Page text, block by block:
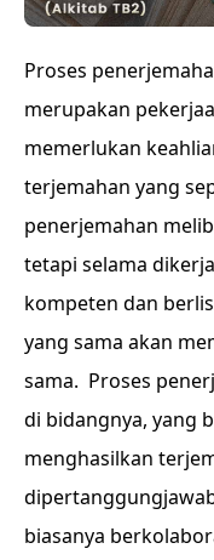
Proses
merupakan
memerlukan
terjemahan yang
penerjemahan
tetapi selama
kompeten dan
yang sama akan
sama. Proses
di bidangnya, yang
menghasilkan
biasanya